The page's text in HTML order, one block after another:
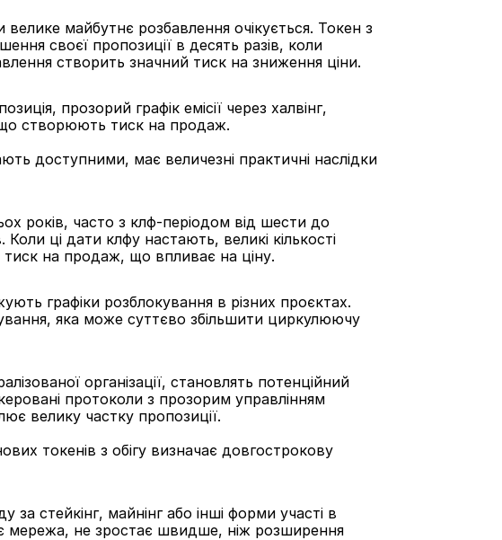
велике майбутнє розбавлення очікується. Токен з
своєї пропозиції в десять разів, коли
створить значний тиск на зниження ціни.
прозорий графік емісії через халвінг,
що створюють тиск на продаж.
доступними, має величезні практичні наслідки
років, часто з клф-періодом від шести до
ці дати клфу настають, великі кількості
на продаж, що впливає на ціну.
графіки розблокування в різних проєктах.
яка може суттєво збільшити циркулюючу
організації, становлять потенційний
протоколи з прозорим управлінням
велику частку пропозиції.
токенів з обігу визначає довгострокову
стейкінг, майнінг або інші форми участі в
мережа, не зростає швидше, ніж розширення